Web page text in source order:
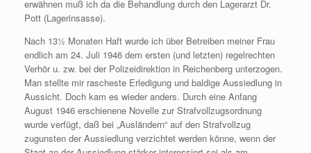
erwähnen muß ich da die Behandlung durch den Lagerarzt Dr.
Pott (Lagerinsasse).
Nach 13½ Monaten Haft wurde ich über Betreiben meiner Frau
endlich am 24. Juli 1946 dem ersten (und letzten) regelrechten
Verhör u. zw. bei der Polizeidirektion in Reichenberg unterzogen.
Man stellte mir rascheste Erledigung und baldige Aussiedlung in
Aussicht. Doch kam es wieder anders. Durch eine Anfang
August 1946 erschienene Novelle zur Strafvollzugsordnung
wurde verfügt, daß bei „Ausländern“ auf den Strafvollzug
zugunsten der Aussiedlung verzichtet werden könne, wenn der